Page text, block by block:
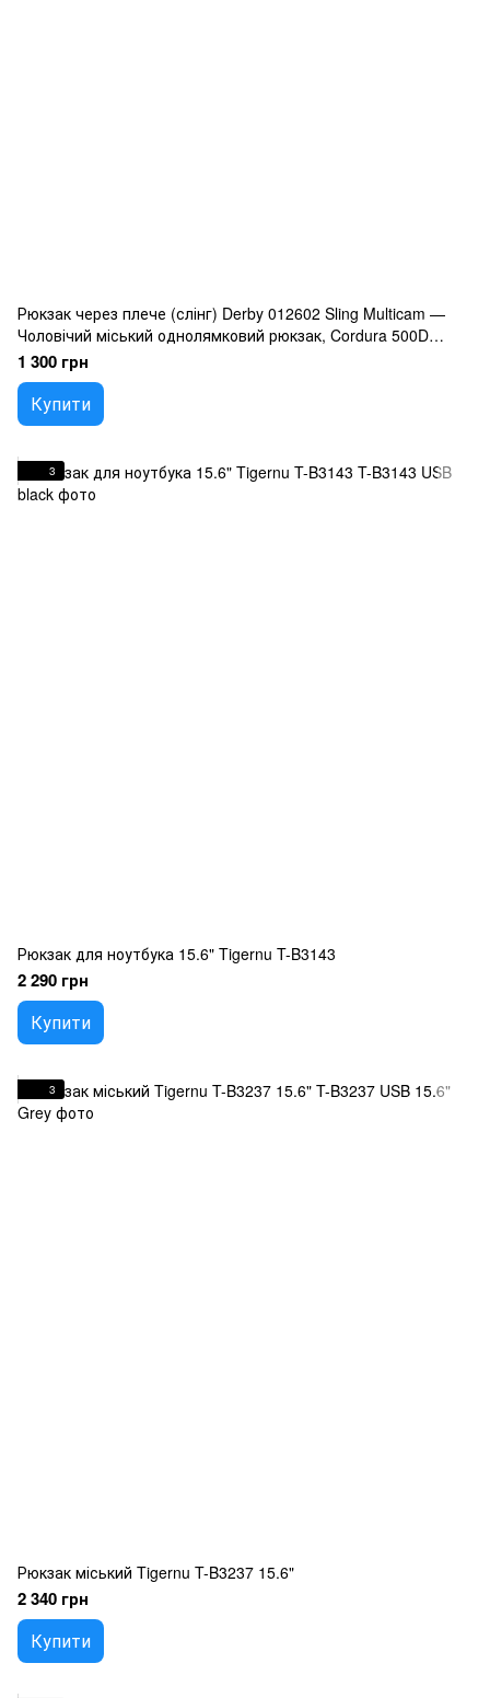
Рюкзак через плече (слінг) Derby 012602 Sling Multicam —
Чоловічий міський однолямковий рюкзак, Cordura 500D
камуфляж
1 300 грн
Купити
3
Рюкзак для ноутбука 15.6" Tigernu T-B3143
2 290 грн
Купити
3
Рюкзак міський Tigernu T-B3237 15.6"
2 340 грн
Купити